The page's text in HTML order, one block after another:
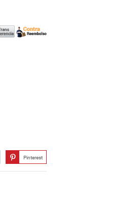
Pinterest